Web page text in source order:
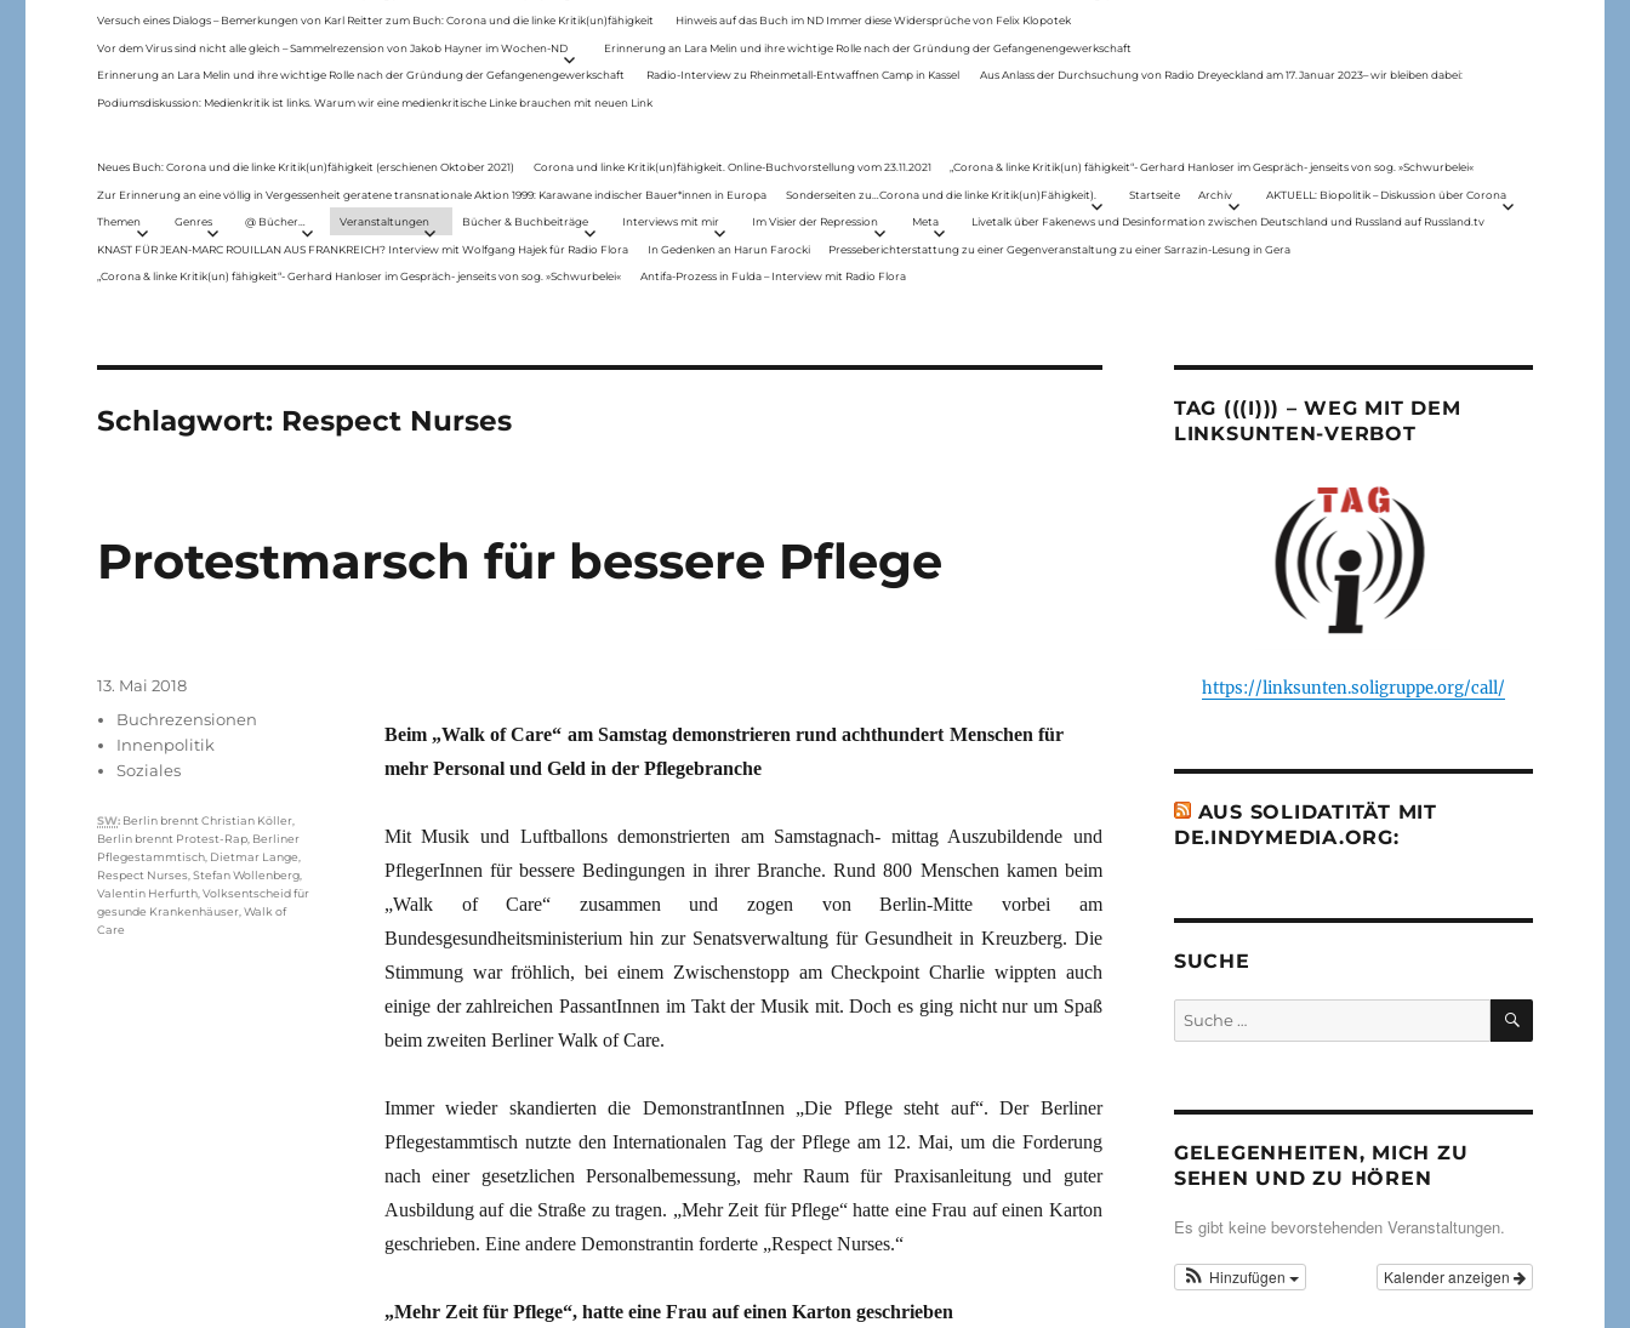
Versuch eines Dialogs – Bemerkungen von Karl Reitter zum Buch: Corona und die linke Kritik(un)fähigkeit Hinweis auf das Buch im ND Immer diese Widersprüche von Felix Klopotek
Vor dem Virus sind nicht alle gleich – Sammelrezension von Jakob Hayner im Wochen-ND Erinnerung an Lara Melin und ihre wichtige Rolle nach der Gründung der Gefangenengewerkschaft
Erinnerung an Lara Melin und ihre wichtige Rolle nach der Gründung der Gefangenengewerkschaft Radio-Interview zu Rheinmetall-Entwaffnen Camp in Kassel Aus Anlass der Durchsuchung von Radio Dreyeckland am 17.Januar 2023– wir bleiben dabei:
Podiumsdiskussion: Medienkritik ist links. Warum wir eine medienkritische Linke brauchen mit neuen Link
Neues Buch: Corona und die linke Kritik(un)fähigkeit (erschienen Oktober 2021) Corona und linke Kritik(un)fähigkeit. Online-Buchvorstellung vom 23.11.2021 „Corona & linke Kritik(un) fähigkeit“- Gerhard Hanloser im Gespräch- jenseits von sog. »Schwurbelei«
Zur Erinnerung an eine völlig in Vergessenheit geratene transnationale Aktion 1999: Karawane indischer Bauer*innen in Europa Sonderseiten zu…Corona und die linke Kritik(un)Fähigkeit). Startseite Archiv AKTUELL: Biopolitik – Diskussion über Corona
Themen Genres @ Bücher… Veranstaltungen Bücher & Buchbeiträge Interviews mit mir Im Visier der Repression Meta Livetalk über Fakenews und Desinformation zwischen Deutschland und Russland auf Russland.tv
KNAST FÜR JEAN-MARC ROUILLAN AUS FRANKREICH? Interview mit Wolfgang Hajek für Radio Flora In Gedenken an Harun Farocki Presseberichterstattung zu einer Gegenveranstaltung zu einer Sarrazin-Lesung in Gera
„Corona & linke Kritik(un) fähigkeit“- Gerhard Hanloser im Gespräch- jenseits von sog. »Schwurbelei« Antifa-Prozess in Fulda – Interview mit Radio Flora
Schlagwort: Respect Nurses
Protestmarsch für bessere Pflege
Beim „Walk of Care“ am Samstag demonstrieren rund achthundert Menschen für
mehr Personal und Geld in der Pflegebranche
Mit Musik und Luftballons demonstrierten am Samstagnach- mittag Auszubildende und
PflegerInnen für bessere Bedingungen in ihrer Branche. Rund 800 Menschen kamen beim
„Walk of Care“ zusammen und zogen von Berlin-Mitte vorbei am
Bundesgesundheitsministerium hin zur Senatsverwaltung für Gesundheit in Kreuzberg. Die
Stimmung war fröhlich, bei einem Zwischenstopp am Checkpoint Charlie wippten auch
einige der zahlreichen PassantInnen im Takt der Musik mit. Doch es ging nicht nur um Spaß
beim zweiten Berliner Walk of Care.
Immer wieder skandierten die DemonstrantInnen „Die Pflege steht auf“. Der Berliner
Pflegestammtisch nutzte den Internationalen Tag der Pflege am 12. Mai, um die Forderung
nach einer gesetzlichen Personalbemessung, mehr Raum für Praxisanleitung und guter
Ausbildung auf die Straße zu tragen. „Mehr Zeit für Pflege“ hatte eine Frau auf einen Karton
geschrieben. Eine andere Demonstrantin forderte „Respect Nurses.“
„Mehr Zeit für Pflege“, hatte eine Frau auf einen Karton geschrieben
Veröffentlicht
13. Mai 2018
Kategorien
Buchrezensionen
Innenpolitik
Soziales
Schlagwörter
SW: Berlin brennt Christian Köller
Berlin brennt Protest-Rap Berliner
Pflegestammtisch Dietmar Lange
Respect Nurses ,Stefan Wollenberg
Valentin Herfurth ,Volksentscheid für
gesunde Krankenhäuser ,Walk of
Care
TAG (((I))) – WEG MIT DEM
LINKSUNTEN-VERBOT
https://linksunten.soligruppe.org/call/
AUS SOLIDATITÄT MIT
DE.INDYMEDIA.ORG:
SUCHE
Suche
nach:
SUCHEN
GELEGENHEITEN, MICH ZU
SEHEN UND ZU HÖREN
Es gibt keine bevorstehenden Veranstaltungen.
Kalender anzeigen
Hinzufügen